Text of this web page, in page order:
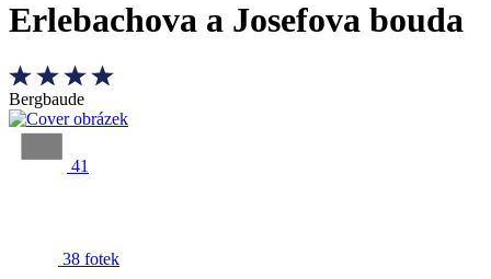
Erlebachova a Josefova bouda
Bergbaude
41
38 fotek